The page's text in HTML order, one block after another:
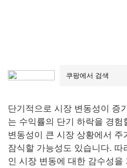
단기적으로 시장 변동성이 증
는 수익률의 단기 하락을 경험
변동성이 큰 시장 상황에서 주
잠식할 가능성도 있습니다. 따
인 시장 변동에 대한 감수성을